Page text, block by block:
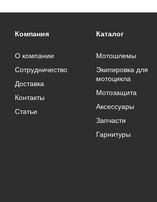
Компания
О компании
Сотрудничество
Доставка
Контакты
Статьи
Каталог
Мотошлемы
Экипировка для
мотоцикла
Мотозащита
Аксессуары
Запчасти
Гарнитуры